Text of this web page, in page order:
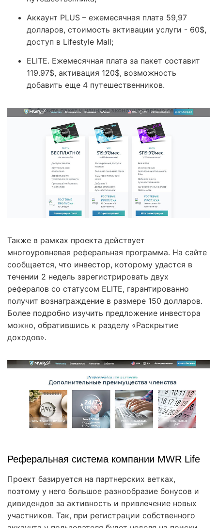
Аккаунт PLUS – ежемесячная плата 59,97
долларов, стоимость активации услуги - 60$,
доступ в Lifestyle Mall;
ELITE. Ежемесячная плата за пакет составит
119.97$, активация 120$, возможность
добавить еще 4 путешественников.
Также в рамках проекта действует
многоуровневая реферальная программа. На сайте
сообщается, что инвестор, которому удастся в
течении 2 недель зарегистрировать двух
рефералов со статусом ELITE, гарантированно
получит вознаграждение в размере 150 долларов.
Более подробно изучить предложение инвестора
можно, обратившись к разделу «Раскрытие
доходов».
Реферальная система компании MWR Life
Проект базируется на партнерских ветках,
поэтому у него большое разнообразие бонусов и
дивидендов за активность и привлечение новых
участников. Так, при регистрации собственного